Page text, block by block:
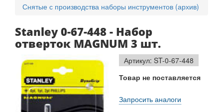
Снятые с производства наборы инструментов (архив)
Stanley 0-67-448 - Набор
отверток MAGNUM 3 шт.
Артикул: ST-0-67-448
Товар не поставляется
Запросить аналоги